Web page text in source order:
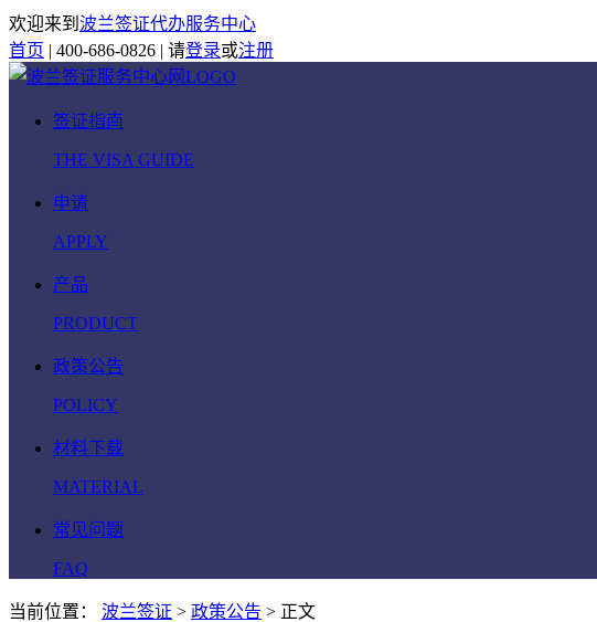
欢迎来到 波兰签证代办服务中心
首页 | 400-686-0826 | 请登录或注册
签证指南
THE VISA GUIDE
申请
APPLY
产品
PRODUCT
政策公告
POLICY
材料下载
MATERIAL
常见问题
FAQ
当前位置： 波兰签证 > 政策公告 > 正文